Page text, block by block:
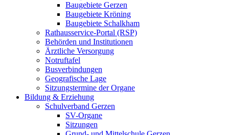
Baugebiete Gerzen
Baugebiete Kröning
Baugebiete Schalkham
Rathausservice-Portal (RSP)
Behörden und Institutionen
Ärztliche Versorgung
Notruftafel
Busverbindungen
Geografische Lage
Sitzungstermine der Organe
Bildung & Erziehung
Schulverband Gerzen
SV-Organe
Sitzungen